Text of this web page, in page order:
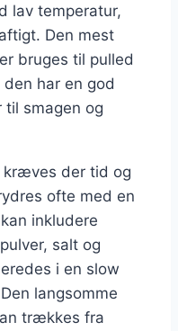
lav temperatur,
Den mest
bruges til pulled
har en god
smagen og
kræves der tid og
ofte med en
inkludere
salt og
i en slow
langsomme
trækkes fra